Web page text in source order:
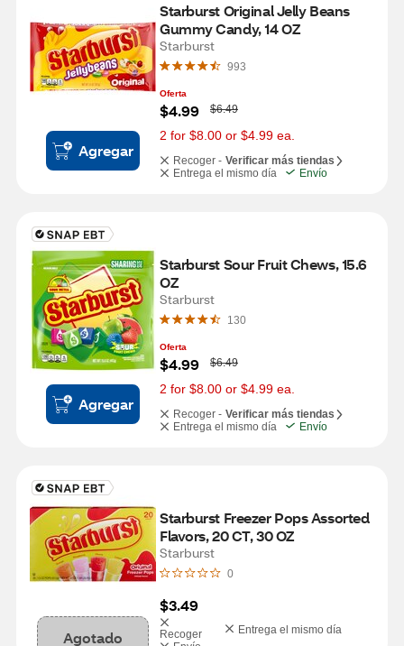
Agregar
Starburst Original Jelly Beans
Gummy Candy, 14 OZ
Starburst
993
Oferta
$4.99
W
a
s
$6.49
2 for $8.00 or $4.99 ea.
Recoger - Verificar más tiendas
Entrega el mismo día
Envío
Agregar
Starburst Sour Fruit Chews, 15.6
OZ
Starburst
130
Oferta
$4.99
W
a
s
$6.49
2 for $8.00 or $4.99 ea.
Recoger - Verificar más tiendas
Entrega el mismo día
Envío
Agotado
Starburst Freezer Pops Assorted
Flavors, 20 CT, 30 OZ
Starburst
0
$3.49
Recoger
Entrega el mismo día